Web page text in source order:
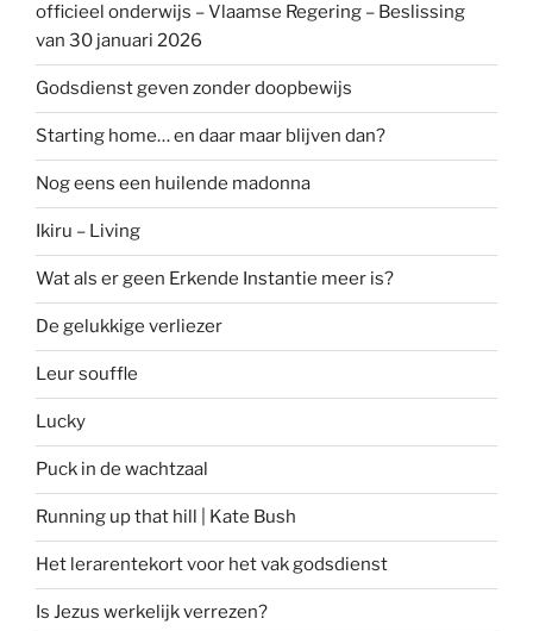
officieel onderwijs – Vlaamse Regering – Beslissing
van 30 januari 2026
Godsdienst geven zonder doopbewijs
Starting home… en daar maar blijven dan?
Nog eens een huilende madonna
Ikiru – Living
Wat als er geen Erkende Instantie meer is?
De gelukkige verliezer
Leur souffle
Lucky
Puck in de wachtzaal
Running up that hill | Kate Bush
Het lerarentekort voor het vak godsdienst
Is Jezus werkelijk verrezen?